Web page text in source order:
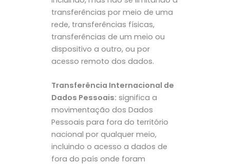
transferências por meio de uma
rede, transferências físicas,
transferências de um meio ou
dispositivo a outro, ou por
acesso remoto dos dados.
Transferência Internacional de
Dados Pessoais: significa a
movimentação dos Dados
Pessoais para fora do território
nacional por qualquer meio,
incluindo o acesso a dados de
fora do país onde foram